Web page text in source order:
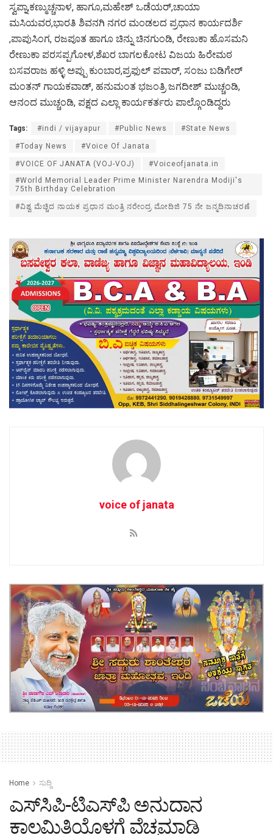
ಸ್ವಪ್ನಾ,ಕಣ್ಮುಚ್ಚನಾಳ, ಹಾಗೂ,ಮಹೇಶ್ ಒಡೆಯರ್,ಚಾಯಾ
ಮಸಿಯವರ,ಭಾರತಿ ಶಿವನಗಿ ನಗರ ಮಂಡಲದ ಪ್ರಧಾನ ಕಾರ್ಯದರ್ಶಿ
,ಪಾಪುಸಿಂಗ, ರಜಪೂತ ಹಾಗೂ ಚಿನ್ನು ಚಿನಗುಂಡಿ, ರೇಣುಕಾ ಹೊಸಮನಿ
ರೇಣುಕಾ ಪರಸಪ್ಪಗೋಳ,ಶೆಖರ ಬಾಗಲಕೋಟ ವಿಜಯ ಹಿರೇಮಠ
ಬಸವರಾಜ ಹಳ್ಳಿ ಅಪ್ಪು ಕುಂಬಾರ,ಪ್ರಫುಲ್ ಪವಾರ್, ಸಂಜು ಬಡಿಗೇರ್
ಮಂತನ್ ಗಾಯಕವಾಡ್, ಹನುಮಂತ ಭಜಂತ್ರಿ ಜಗದೀಶ್ ಮುಚ್ಚಂಡಿ,
ಆನಂದ ಮುಚ್ಚಂಡಿ, ಪಕ್ಷದ ಎಲ್ಲಾ ಕಾರ್ಯಕರ್ತರು ಪಾಲ್ಗೊಂಡಿದ್ದರು
Tags: #indi / vijayapur #Public News #State News
#Today News #Voice Of Janata
#VOICE OF JANATA (VOJ-VOJ)
#Voiceofjanata.in
#World Memorial Leader Prime Minister Narendra Modiji's
75th Birthday Celebration
#ವಿಶ್ವ ಮೆಚ್ಚಿದ ನಾಯಕ ಪ್ರಧಾನ ಮಂತ್ರಿ ನರೇಂದ್ರ ಮೋದಿಜಿ 75 ನೇ ಜನ್ಮದಿನಾಚರಣೆ
voice of janata
Home ಸುದ್ದಿ
ಎಸ್‍ಸಿಪಿ-ಟಿಎಸ್‍ಪಿ ಅನುದಾನ
ಕಾಲಮಿತಿಯೊಳಗೆ ವೆಚ್ಚಮಾಡಿ